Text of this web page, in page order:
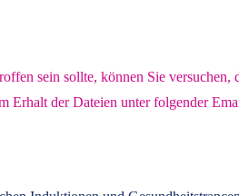
sein sollte, können Sie versuchen,
der Dateien unter folgender